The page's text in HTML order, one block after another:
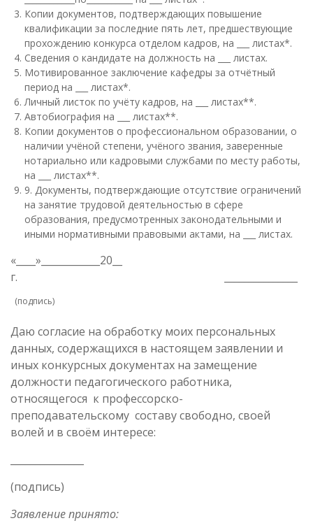
Копии документов, подтверждающих повышение
квалификации за последние пять лет, предшествующие
прохождению конкурса отделом кадров, на ___ листах*.
Сведения о кандидате на должность на ___ листах.
Мотивированное заключение кафедры за отчётный
период на ___ листах*.
Личный листок по учёту кадров, на ___ листах**.
Автобиография на ___ листах**.
Копии документов о профессиональном образовании, о
наличии учёной степени, учёного звания, заверенные
нотариально или кадровыми службами по месту работы,
на ___ листах**.
9. Документы, подтверждающие отсутствие ограничений
на занятие трудовой деятельностью в сфере
образования, предусмотренных законодательными и
иными нормативными правовыми актами, на ___ листах.
«____»____________20__
г. _______________
(подпись)
Даю согласие на обработку моих персональных
данных, содержащихся в настоящем заявлении и
иных конкурсных документах на замещение
должности педагогического работника,
относящегося к профессорско-
преподавательскому составу свободно, своей
волей и в своём интересе:
(подпись)
Заявление принято: